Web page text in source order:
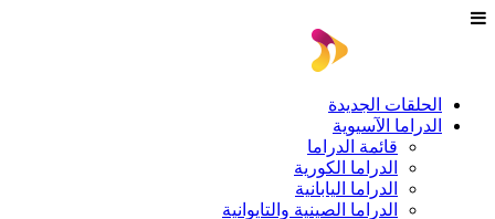
الحلقات الجديدة
الدراما الآسيوية
قائمة الدراما
الدراما الكورية
الدراما اليابانية
الدراما الصينية والتايوانية